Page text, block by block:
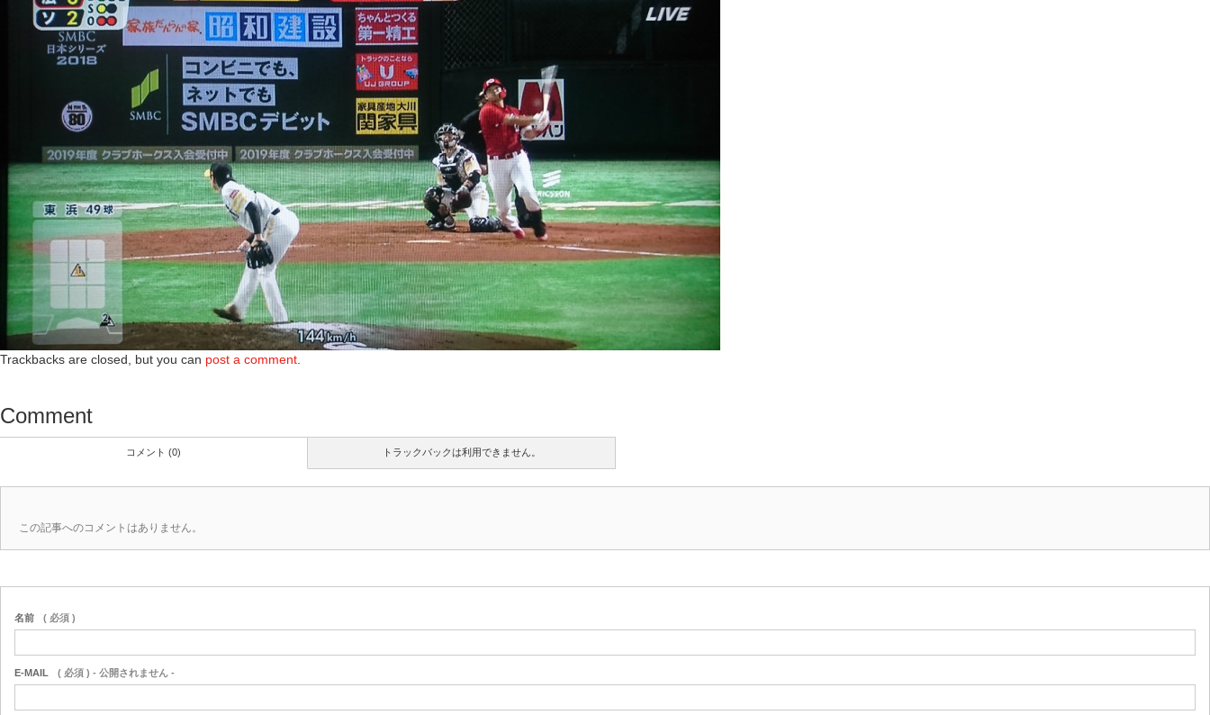
Trackbacks are closed, but you can post a comment
Comment
トラックバックは利用できません。
コメント (0)
この記事へのコメントはありません。
名前 ( 必須 )
E-MAIL ( 必須 ) - 公開されません -